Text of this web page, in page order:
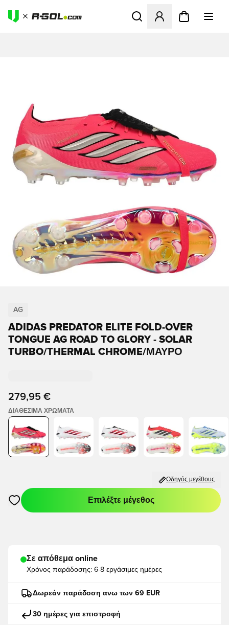
Ανοίγει ένα Modal για να
AG
ADIDAS PREDATOR ELITE FOLD-OVER
TONGUE AG ROAD TO GLORY - SOLAR
TURBO/THERMAL CHROME/ΜΑΎΡΟ
279,95 €
ΔΙΑΘΈΣΙΜΑ ΧΡΏΜΑΤΑ
Οδηγός μεγέθους
Ανοίγει ένα Modal για να συνδεθείτε ή να εγγραφείτε ως
Επιλέξτε μέγεθος
Σε απόθεμα online
Χρόνος παράδοσης: 6-8 εργάσιμες ημέρες
Δωρεάν παράδοση ανω των 69 EUR
30 ημέρες για επιστροφή